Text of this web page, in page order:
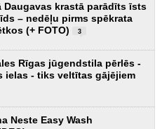
Daugavas krastā parādīts īsts
– nedēļu pirms spēkrata
(+ FOTO)
3
Rīgas jūgendstila pērlēs -
ielas - tiks veltītas gājējiem
Neste Easy Wash